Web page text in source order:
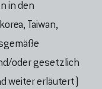
in den
Taiwan,
oder gesetzlich
weiter erläutert)